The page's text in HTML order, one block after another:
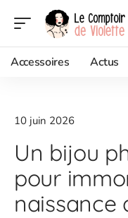
Accessoires Actus
10 juin 2026
Un bijou
pour
naissance